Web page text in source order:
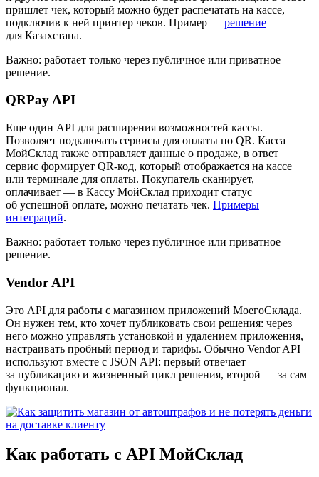
пришлет чек, который можно будет распечатать на кассе,
подключив к ней принтер чеков. Пример — решение
для Казахстана.
Важно: работает только через публичное или приватное
решение.
QRPay API
Еще один API для расширения возможностей кассы.
Позволяет подключать сервисы для оплаты по QR. Касса
МойСклад также отправляет данные о продаже, в ответ
сервис формирует QR-код, который отображается на кассе
или терминале для оплаты. Покупатель сканирует,
оплачивает — в Кассу МойСклад приходит статус
об успешной оплате, можно печатать чек. Примеры
интеграций.
Важно: работает только через публичное или приватное
решение.
Vendor API
Это API для работы с магазином приложений МоегоСклада.
Он нужен тем, кто хочет публиковать свои решения: через
него можно управлять установкой и удалением приложения,
настраивать пробный период и тарифы. Обычно Vendor API
используют вместе с JSON API: первый отвечает
за публикацию и жизненный цикл решения, второй — за сам
функционал.
Как работать с API МойСклад